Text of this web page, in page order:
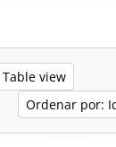
Table view
Ordenar por: